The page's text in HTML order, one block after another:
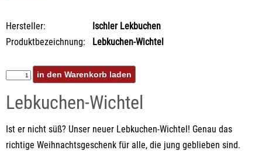
Hersteller:
Ischler Lekbuchen
Produktbezeichnung:
Lebkuchen-Wichtel
Lebkuchen-Wichtel
Ist er nicht süß? Unser neuer Lebkuchen-Wichtel! Genau das
richtige Weihnachtsgeschenk für alle, die jung geblieben sind.